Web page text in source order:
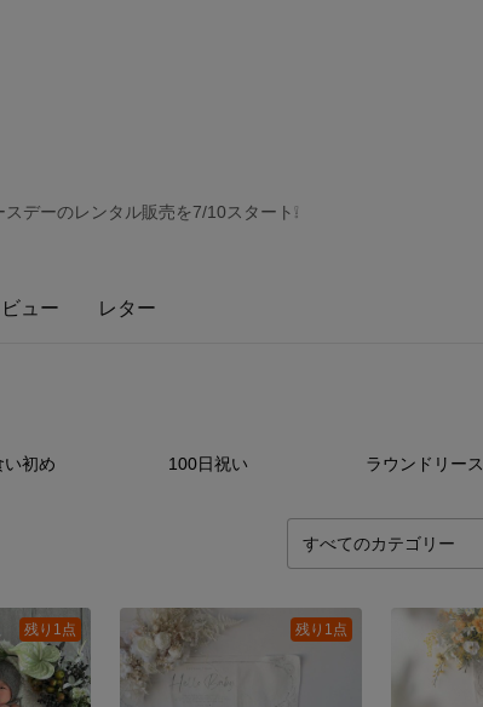
デーのレンタル販売を7/10スタート❕
ュー レター
い初め 100日祝い ラウンドリース
残り1点 残り1点